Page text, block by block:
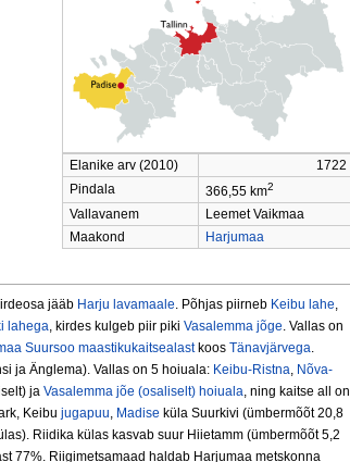
Elanike arv (2010)
1722
Pindala
366,55 km2
Vallavanem
Leemet Vaikmaa
Maakond
Harjumaa
jääb Harju lavamaale. Põhjas piirneb Keibu lahe,
lahega, kirdes kulgeb piir pikiVasalemma jõge. Vallas on
Suursoo maastikukaitsealastkoosTänavjärvega.
ja Änglema). Vallas on 5 hoiuala: Keibu-Ristna, Nõva-
jaVasalemma jõe (osaliselt) hoiuala, ning kaitse all on
Keibujugapuu, Madise küla Suurkivi (ümbermõõt 20,8
Riidika külas kasvab suur Hiietamm (ümbermõõt 5,2
77%. Riigimetsamaad haldab Harjumaa metskonna